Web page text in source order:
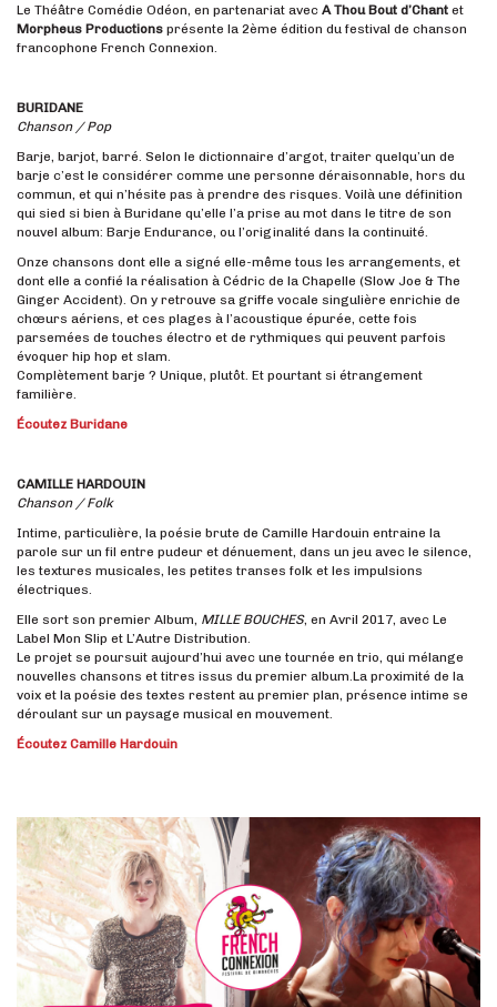
Le Théâtre Comédie Odéon, en partenariat avec A Thou Bout d’Chant et
Morpheus Productions présente la 2ème édition du festival de chanson
francophone French Connexion.
BURIDANE
Chanson / Pop
Barje, barjot, barré. Selon le dictionnaire d’argot, traiter quelqu’un de
barje c’est le considérer comme une personne déraisonnable, hors du
commun, et qui n’hésite pas à prendre des risques. Voilà une définition
qui sied si bien à Buridane qu’elle l’a prise au mot dans le titre de son
nouvel album: Barje Endurance, ou l’originalité dans la continuité.
Onze chansons dont elle a signé elle-même tous les arrangements, et
dont elle a confié la réalisation à Cédric de la Chapelle (Slow Joe & The
Ginger Accident). On y retrouve sa griffe vocale singulière enrichie de
chœurs aériens, et ces plages à l’acoustique épurée, cette fois
parsemées de touches électro et de rythmiques qui peuvent parfois
évoquer hip hop et slam.
Complètement barje ? Unique, plutôt. Et pourtant si étrangement
familière.
Écoutez Buridane
CAMILLE HARDOUIN
Chanson / Folk
Intime, particulière, la poésie brute de Camille Hardouin entraine la
parole sur un fil entre pudeur et dénuement, dans un jeu avec le silence,
les textures musicales, les petites transes folk et les impulsions
électriques.
Elle sort son premier Album, MILLE BOUCHES, en Avril 2017, avec Le
Label Mon Slip et L’Autre Distribution.
Le projet se poursuit aujourd’hui avec une tournée en trio, qui mélange
nouvelles chansons et titres issus du premier album.La proximité de la
voix et la poésie des textes restent au premier plan, présence intime se
déroulant sur un paysage musical en mouvement.
Écoutez Camille Hardouin